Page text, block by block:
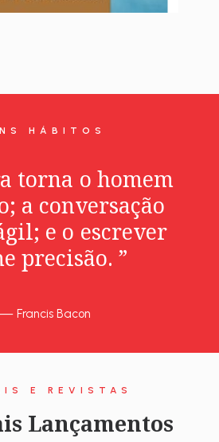
HÁBITOS
torna o homem
a conversação
e o escrever
precisão. ”
Francis Bacon
E REVISTAS
Lançamentos